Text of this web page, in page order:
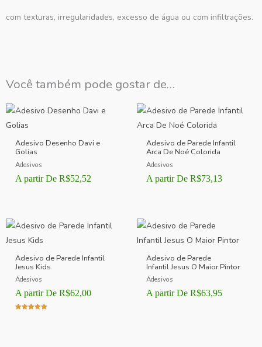
com texturas, irregularidades, excesso de água ou com infiltrações.
Você também pode gostar de…
Adesivo Desenho Davi e
Golias
Adesivos
A partir De R$52,52
Adesivo de Parede Infantil
Arca De Noé Colorida
Adesivos
A partir De R$73,13
Adesivo de Parede Infantil
Jesus Kids
Adesivos
A partir De R$62,00
Adesivo de Parede
Infantil Jesus O Maior Pintor
Adesivos
A partir De R$63,95